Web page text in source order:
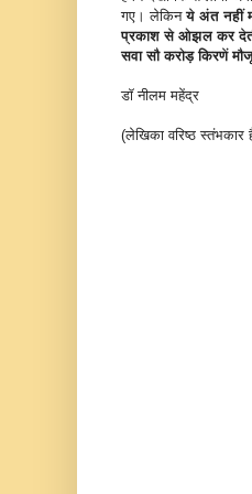
गए। लेकिनये अंत नहीं
प्रकाश से ओझल कर
सवा सौ करोड़ किरणें
डॉ नीलम महेंद्र
(लेखिका वरिष्ठ स्तंभकार